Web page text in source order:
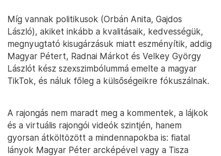
Míg vannak politikusok (Orbán Anita, Gajdos
László), akiket inkább a kvalitásaik, kedvességük,
megnyugtató kisugárzásuk miatt eszményítik, addig
Magyar Pétert, Radnai Márkot és Velkey György
Lászlót kész szexszimbólummá emelte a magyar
TikTok, és náluk főleg a külsőségeikre fókuszálnak.
A rajongás nem maradt meg a kommentek, a lájkok
és a virtuális rajongói videók szintjén, hanem
gyorsan átköltözött a mindennapokba is: fiatal
lányok Magyar Péter arcképével vagy a Tisza